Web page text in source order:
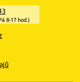
8-17 hod.)